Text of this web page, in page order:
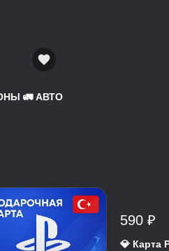
🚛 АВТО
590 ₽
💎 Карта